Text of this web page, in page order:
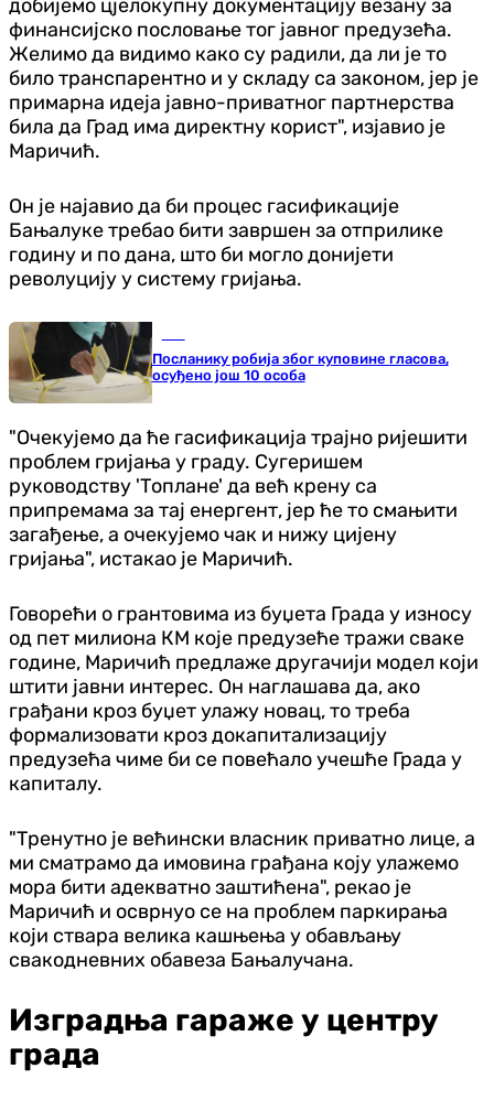
добијемо цјелокупну документацију везану за
финансијско пословање тог јавног предузећа.
Желимо да видимо како су радили, да ли је то
било транспарентно и у складу са законом, јер је
примарна идеја јавно-приватног партнерства
била да Град има директну корист", изјавио је
Маричић.
Он је најавио да би процес гасификације
Бањалуке требао бити завршен за отприлике
годину и по дана, што би могло донијети
револуцију у систему гријања.
Посланику робија због куповине гласова,
осуђено још 10 особа
"Очекујемо да ће гасификација трајно ријешити
проблем гријања у граду. Сугеришем
руководству 'Топлане' да већ крену са
припремама за тај енергент, јер ће то смањити
загађење, а очекујемо чак и нижу цијену
гријања", истакао је Маричић.
Говорећи о грантовима из буџета Града у износу
од пет милиона КМ које предузеће тражи сваке
године, Маричић предлаже другачији модел који
штити јавни интерес. Он наглашава да, ако
грађани кроз буџет улажу новац, то треба
формализовати кроз докапитализацију
предузећа чиме би се повећало учешће Града у
капиталу.
"Тренутно је већински власник приватно лице, а
ми сматрамо да имовина грађана коју улажемо
мора бити адекватно заштићена", рекао је
Маричић и осврнуо се на проблем паркирања
који ствара велика кашњења у обављању
свакодневних обавеза Бањалучана.
Изградња гараже у центру
града